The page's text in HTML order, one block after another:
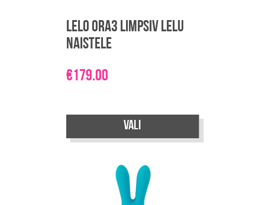
LELO Ora3 limpsiv lelu
naistele
€179.00
Vali
on